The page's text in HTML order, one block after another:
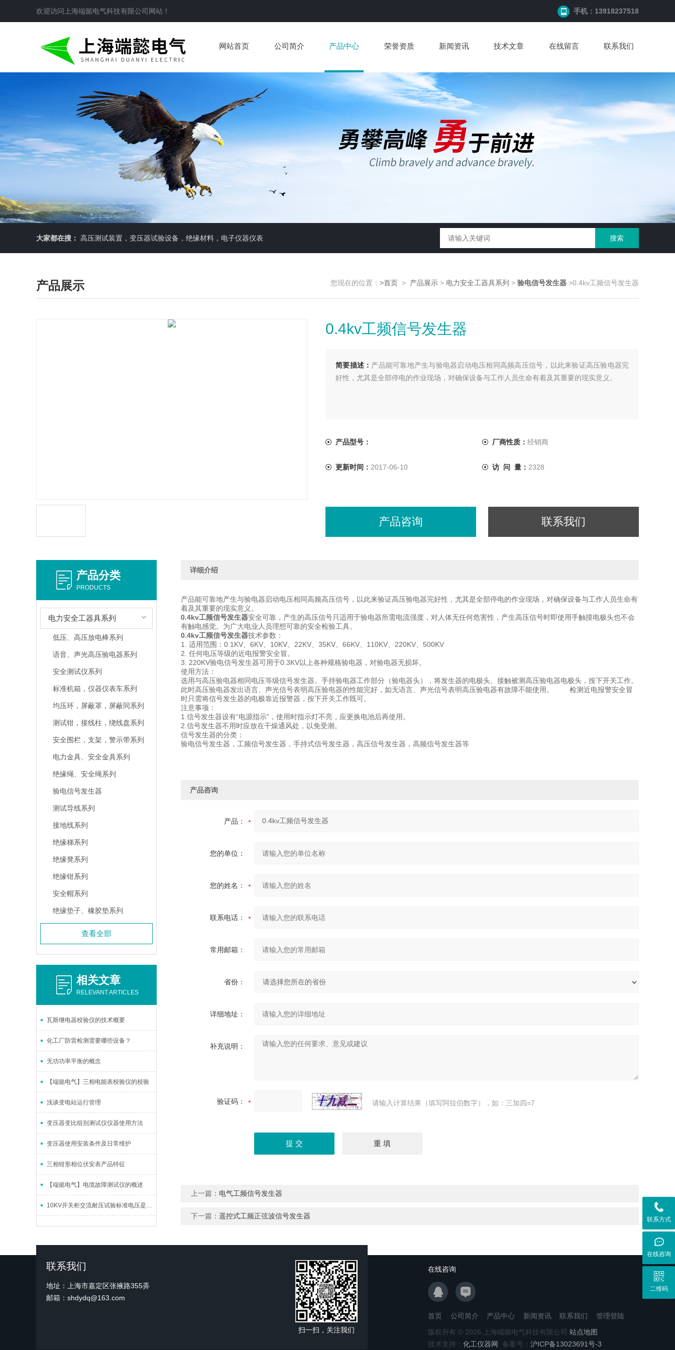
欢迎访问 上海端懿电气科技有限公司 网站！ 手机：13918237518
网站首页 公司简介 产品中心 荣誉资质 新闻资讯 技术文章 在线留言 联系我们
大家都在搜： 高压测试装置，变压器试验设备，绝缘材料，电子仪器仪表
产品展示 您现在的位置： >首页 > 产品展示 > 电力安全工器具系列 > 验电信号发生器 >0.4kv工频信号发生器
0.4kv工频信号发生器
简要描述： 产品能可靠地产生与验电器启动电压相同高频高压信号，以此来验证高压验电器完
好性，尤其是全部停电的作业现场，对确保设备与工作人员生命有着及其重要的现实意义。
产品型号： 厂商性质： 经销商
更新时间： 2017-06-10 访 问 量： 2328
产品咨询 联系我们
产品分类
PRODUCTS
电力安全工器具系列
低压、高压放电棒系列
语音、声光高压验电器系列
安全测试仪系列
标准机箱，仪器仪表车系列
均压环，屏蔽罩，屏蔽同系列
测试钳，接线柱，绕线盘系列
安全围栏，支架，警示带系列
电力金具、安全金具系列
绝缘绳、安全绳系列
验电信号发生器
测试导线系列
接地线系列
绝缘梯系列
绝缘凳系列
绝缘钳系列
安全帽系列
绝缘垫子、橡胶垫系列
查看全部
相关文章
RELEVANT ARTICLES
瓦斯继电器校验仪的技术概要
化工厂防雷检测需要哪些设备？
无功功率平衡的概念
【端懿电气】三相电能表校验仪的校验
浅谈变电站运行管理
变压器变比组别测试仪仪器使用方法
变压器使用安装条件及日常维护
三相钳形相位伏安表产品特征
【端懿电气】电缆故障测试仪的概述
10KV开关柜交流耐压试验标准电压是多少
详细介绍
产品能可靠地产生与验电器启动电压相同高频高压信号，以此来验证高压验电器完好性，尤其是全部停电的作业现场，对确保设备与工作人员生命有
着及其重要的现实意义。
0.4kv工频信号发生器安全可靠，产生的高压信号只适用于验电器所需电流强度，对人体无任何危害性，产生高压信号时即使用手触摸电极头也不会
有触电感觉。为广大电业人员理想可靠的安全检验工具。
0.4kv工频信号发生器技术参数：
1. 适用范围：0.1KV、6KV、10KV、22KV、35KV、66KV、110KV、220KV、500KV
2. 任何电压等级的近电报警安全冒。
3. 220KV验电信号发生器可用于0.3KV以上各种规格验电器，对验电器无损坏。
使用方法：
选用与高压验电器相同电压等级信号发生器。手持验电器工作部分（验电器头），将发生器的电极头、接触被测高压验电器电极头，按下开关工作。
此时高压验电器发出语言、声光信号表明高压验电器的性能完好，如无语言、声光信号表明高压验电器有故障不能使用。 检测近电报警安全冒
时只需将信号发生器的电极靠近报警器，按下开关工作既可。
注意事项：
1.信号发生器设有“电源指示”，使用时指示灯不亮，应更换电池后再使用。
2.信号发生器不用时应放在干燥通风处，以免受潮。
信号发生器的分类：
验电信号发生器，工频信号发生器，手持式信号发生器，高压信号发生器，高频信号发生器等
产品咨询
产品：
您的单位：
您的姓名：
联系电话：
常用邮箱：
省份：
详细地址：
补充说明：
验证码： 请输入计算结果（填写阿拉伯数字），如：三加四=7
上一篇： 电气工频信号发生器
下一篇： 遥控式工频正弦波信号发生器
联系我们
地址：上海市嘉定区张掖路355弄
邮箱：shdydq@163.com
扫一扫，关注我们
在线咨询
首页 公司简介 产品中心 新闻资讯 联系我们
管理登陆
版权所有 © 2026 上海端懿电气科技有限公司 站点地图
技术支持： 化工仪器网 备案号： 沪ICP备13023691号-3
联系方式
在线咨询
二维码